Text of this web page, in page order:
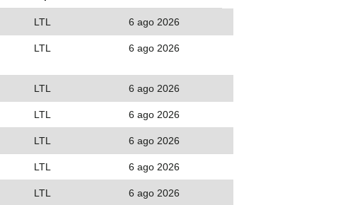
LTL 6 ago 2026
LTL 6 ago 2026
LTL 6 ago 2026
LTL 6 ago 2026
LTL 6 ago 2026
LTL 6 ago 2026
LTL 6 ago 2026